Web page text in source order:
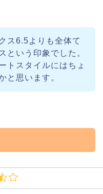
ス6.5よりも全体て
という印象でした。
トスタイルにはちょ
と思います。